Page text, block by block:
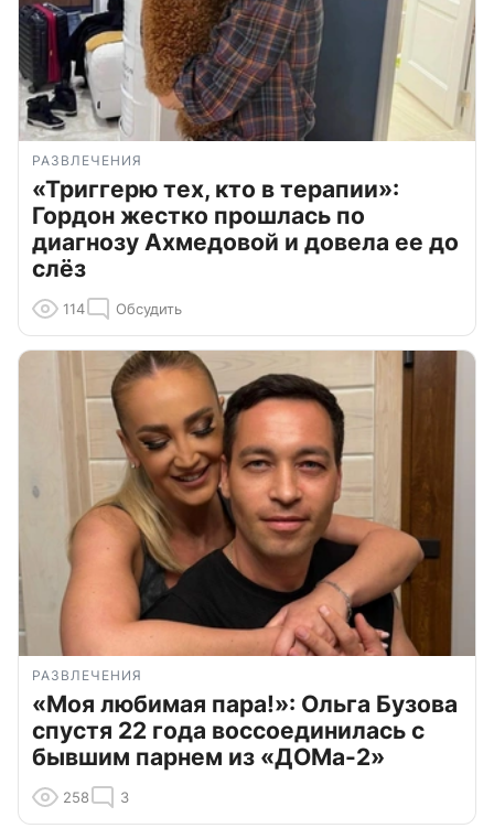
РАЗВЛЕЧЕНИЯ
«Триггерю тех, кто в терапии»:
Гордон жестко прошлась по
диагнозу Ахмедовой и довела ее до
слёз
114 Обсудить
РАЗВЛЕЧЕНИЯ
«Моя любимая пара!»: Ольга Бузова
спустя 22 года воссоединилась с
бывшим парнем из «ДОМа-2»
258 3